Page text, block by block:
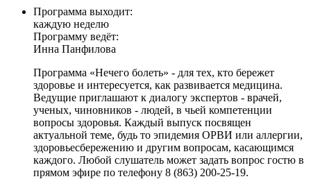
Программа выходит:
каждую неделю
Программу ведёт:
Инна Панфилова
Программа «Нечего болеть» - для тех, кто бережет
здоровье и интересуется, как развивается медицина.
Ведущие приглашают к диалогу экспертов - врачей,
ученых, чиновников - людей, в чьей компетенции
вопросы здоровья. Каждый выпуск посвящен
актуальной теме, будь то эпидемия ОРВИ или аллергии,
здоровьесбережению и другим вопросам, касающимся
каждого. Любой слушатель может задать вопрос гостю в
прямом эфире по телефону 8 (863) 200-25-19.